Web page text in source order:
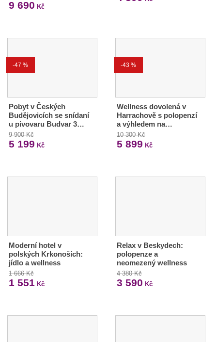
9 690 Kč
-47 %
Pobyt v Českých
Budějovicích se snídaní
u pivovaru Budvar 3…
9 900 Kč
5 199 Kč
-43 %
Wellness dovolená v
Harrachově s polopenzí
a výhledem na…
10 300 Kč
5 899 Kč
Moderní hotel v
polských Krkonoších:
jídlo a wellness
1 666 Kč
1 551 Kč
Relax v Beskydech:
polopenze a
neomezený wellness
4 380 Kč
3 590 Kč